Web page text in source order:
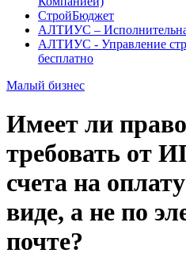
СтройБюджет
АЛТИУС –
АЛТИУС - Управление
бесплатно
Малый бизнес
Имеет ли
требовать от
счета на
виде, а не по
почте?